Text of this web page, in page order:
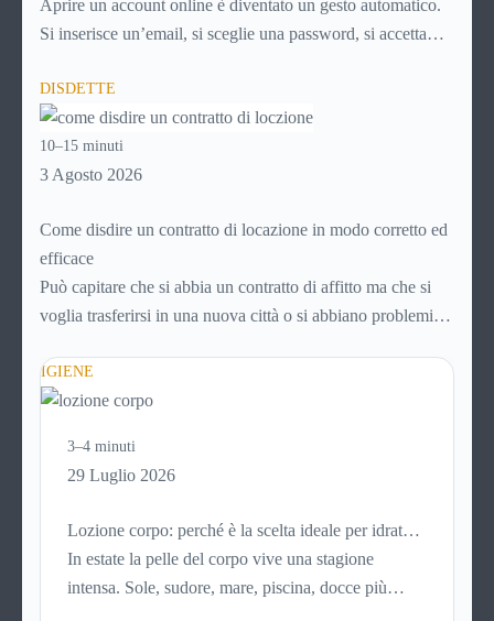
Aprire un account online è diventato un gesto automatico.
Si inserisce un’email, si sceglie una password, si accetta
avviene in pochi minuti, spesso senza che ci si fermi a
capire dove si sta entrando.
DISDETTE
10–15 minuti
3 Agosto 2026
Come disdire un contratto di locazione in modo corretto ed
efficace
Può capitare che si abbia un contratto di affitto ma che si
voglia trasferirsi in una nuova città o si abbiano problemi a
abitazione: è legittimo chiedersi se è possibile
contratto di locazione
IGIENE
3–4 minuti
29 Luglio 2026
Lozione corpo: perché è la scelta ideale per idratare
la pelle in estate
In estate la pelle del corpo vive una stagione
intensa. Sole, sudore, mare, piscina, docce più